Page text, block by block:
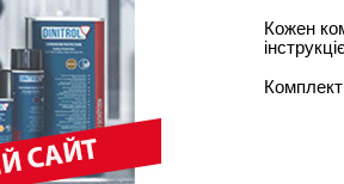
Кожен